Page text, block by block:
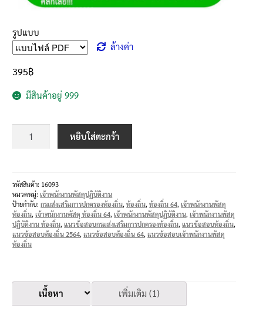
รูปแบบ
ล้างค่า
395฿
มีสินค้าอยู่ 999
หยิบใส่ตะกร้า
รหัสสินค้า: 16093
หมวดหมู่:เจ้าพนักงานพัสดุปฏิบัติงาน
ป้ายกำกับ:กรมส่งเสริมการปกครองท้องถิ่น,ท้องถิ่น,ท้องถิ่น 64,เจ้าพนักงานพัสดุ
ท้องถิ่น,เจ้าพนักงานพัสดุ ท้องถิ่น 64,เจ้าพนักงานพัสดุปฏิบัติงาน,เจ้าพนักงานพัสดุ
ปฏิบัติงาน ท้องถิ่น,แนวข้อสอบกรมส่งเสริมการปกครองท้องถิ่น,แนวข้อสอบท้องถิ่น,
แนวข้อสอบท้องถิ่น 2564,แนวข้อสอบท้องถิ่น 64,แนวข้อสอบเจ้าพนักงานพัสดุ
ท้องถิ่น
เนื้อหา เพิ่มเติม (1)